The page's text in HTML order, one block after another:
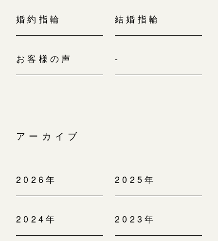
婚約指輪 結婚指輪
お客様の声 -
アーカイブ
2026年 2025年
2024年 2023年